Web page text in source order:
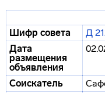
Шифр совета
Д
Дата
размещения
объявления
Соискатель